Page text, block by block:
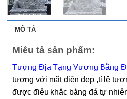
MÔ TẢ
Miêu tả sản phẩm:
Tượng Địa Tạng Vương Bằng
tượng với mặt diện đẹp ,tỉ lệ
được điêu khắc bằng đá tự